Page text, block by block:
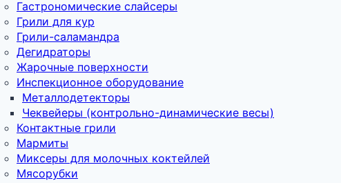
Гастрономические слайсеры
Грили для кур
Грили-саламандра
Дегидраторы
Жарочные поверхности
Инспекционное оборудование
Металлодетекторы
Чеквейеры (контрольно-динамические весы)
Контактные грили
Мармиты
Миксеры для молочных коктейлей
Мясорубки